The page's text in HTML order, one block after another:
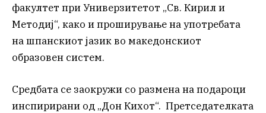
факултет при Универзитетот „Св. Кирил и
Методиј“, како и проширување на употребата
на шпанскиот јазик во македонскиот
образовен систем.
Средбата се заокружи со размена на подароци
инспирирани од „Дон Кихот“. Претседателката